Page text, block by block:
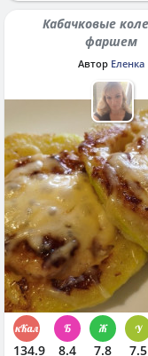
Кабачковые колечки с
фаршем
Автор Еленка
134.9 8.4 7.8 7.5